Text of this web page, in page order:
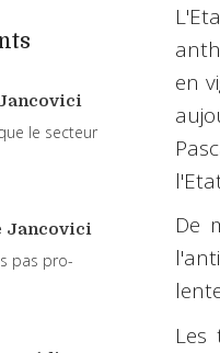
le secteur
Jancovici
pas pro-
en
De
Les